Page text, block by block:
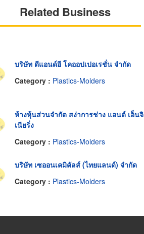
Related Business
บริษัท ดีแอนด์อี โคออปเปอเรชั่น จำกัด
Category : Plastics-Molders
ห้างหุ้นส่วนจำกัด สง่าการช่าง แอนด์ เอ็นจิ
เนียริ่ง
Category : Plastics-Molders
บริษัท เซออนเคมิคัลส์ (ไทยแลนด์) จำกัด
Category : Plastics-Molders